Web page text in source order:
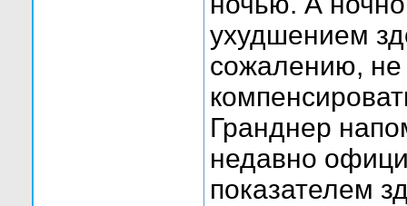
ухудшением
сожалению, не
Гранднер
недавно
показателем